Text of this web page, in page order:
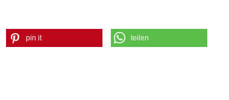
pin it teilen